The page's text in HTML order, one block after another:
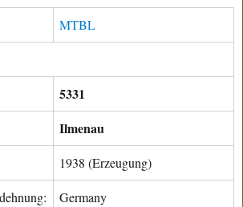
MTBL
5331
Ilmenau
1938 (Erzeugung)
Germany